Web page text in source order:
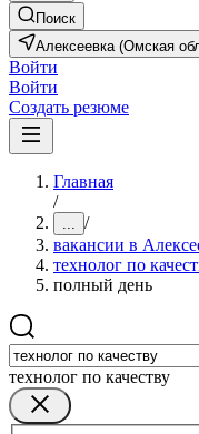
Поиск
Алексеевка (Омская
Войти
Войти
Создать резюме
Главная
/
... /
вакансии в
технолог по
полный день
технолог по качеству